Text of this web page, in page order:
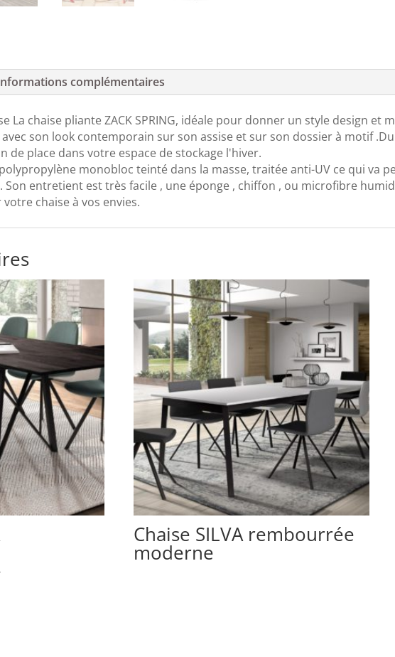
complémentaires
La chaise pliante ZACK SPRING, idéale pour donner un style design
son look contemporain sur son assise et sur son dossier à motif
de place dans votre espace de stockage l'hiver.
monobloc teinté dans la masse, traitée anti-UV ce qui va
Son entretient est très facile , une éponge , chiffon , ou microfibre
chaise à vos envies.
Chaise SILVA rembourrée
moderne